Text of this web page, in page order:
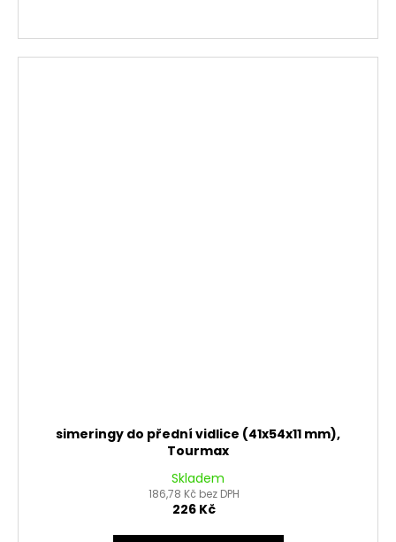
simeringy do přední vidlice (41x54x11 mm),
Tourmax
Skladem
186,78 Kč bez DPH
226 Kč